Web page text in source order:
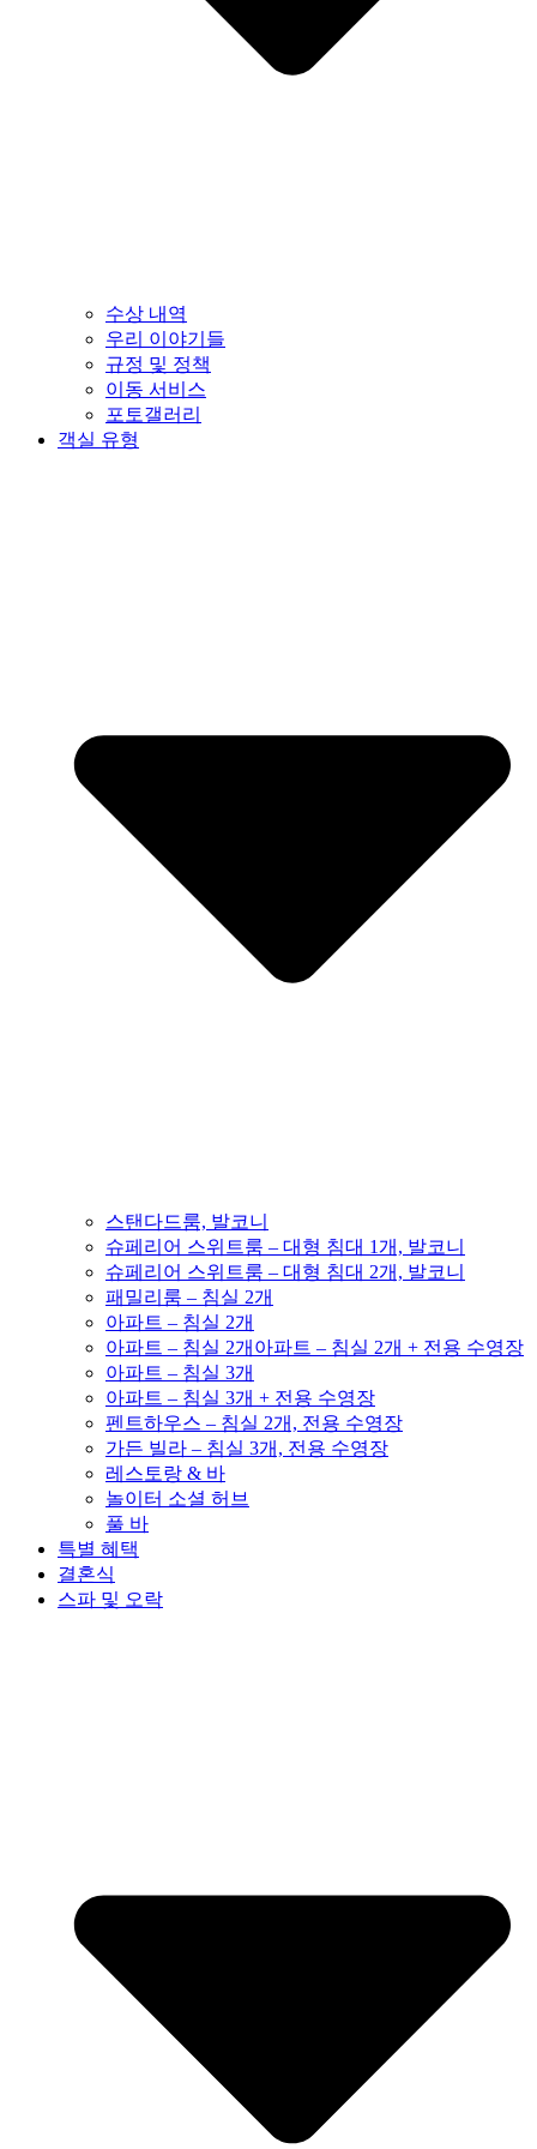
수상 내역
우리 이야기들
규정 및 정책
이동 서비스
포토갤러리
객실 유형
스탠다드룸, 발코니
슈페리어 스위트룸 – 대형 침대 1개, 발코니
슈페리어 스위트룸 – 대형 침대 2개, 발코니
패밀리룸 – 침실 2개
아파트 – 침실 2개
아파트 – 침실 2개아파트 – 침실 2개 + 전용 수영장
아파트 – 침실 3개
아파트 – 침실 3개 + 전용 수영장
펜트하우스 – 침실 2개, 전용 수영장
가든 빌라 – 침실 3개, 전용 수영장
레스토랑 & 바
놀이터 소셜 허브
풀 바
특별 혜택
결혼식
스파 및 오락